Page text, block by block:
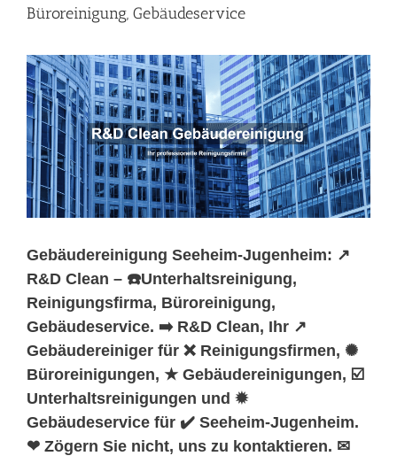
Büroreinigung, Gebäudeservice
Gebäudereinigung Seeheim-Jugenheim: ↗️
R&D Clean – ☎️Unterhaltsreinigung,
Reinigungsfirma, Büroreinigung,
Gebäudeservice. ➡️ R&D Clean, Ihr ↗️
Gebäudereiniger für ❌ Reinigungsfirmen, ✺
Büroreinigungen, ★ Gebäudereinigungen, ☑️
Unterhaltsreinigungen und ✹
Gebäudeservice für ✔️ Seeheim-Jugenheim.
❤ Zögern Sie nicht, uns zu kontaktieren. ✉